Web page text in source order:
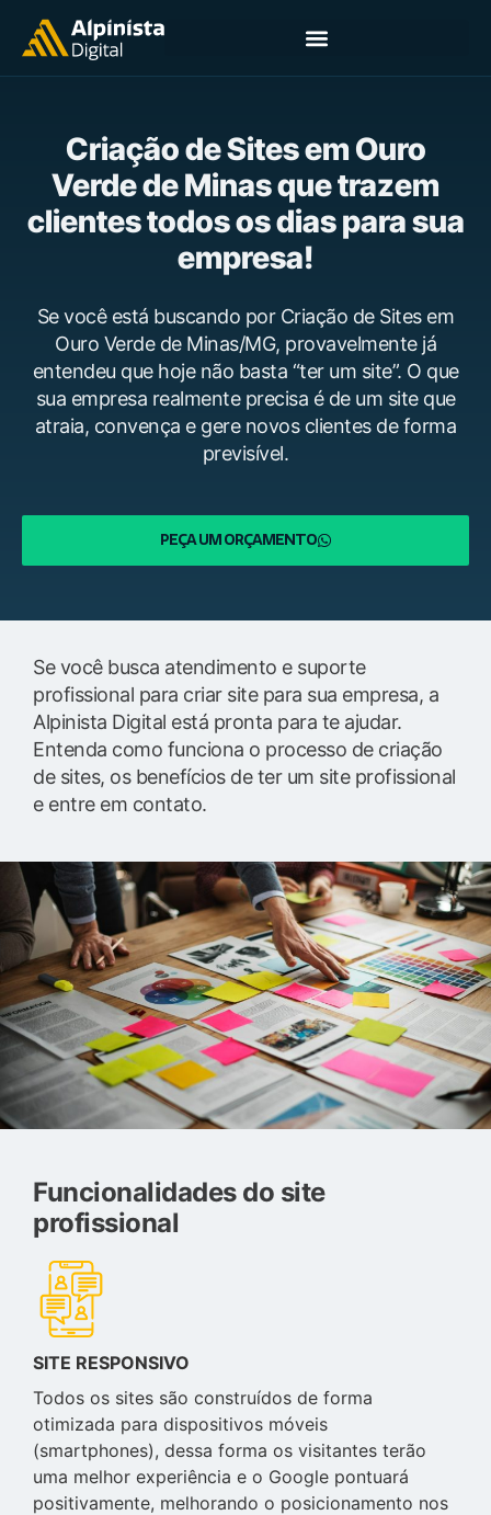
Criação de Sites em Ouro
Verde de Minas que trazem
clientes todos os dias para sua
empresa!
Se você está buscando por Criação de Sites em
Ouro Verde de Minas/MG, provavelmente já
entendeu que hoje não basta “ter um site”. O que
sua empresa realmente precisa é de um site que
atraia, convença e gere novos clientes de forma
previsível.
PEÇA UM ORÇAMENTO
Se você busca atendimento e suporte
profissional para criar site para sua empresa, a
Alpinista Digital está pronta para te ajudar.
Entenda como funciona o processo de criação
de sites, os benefícios de ter um site profissional
e entre em contato.
Funcionalidades do site
profissional
SITE RESPONSIVO
Todos os sites são construídos de forma
otimizada para dispositivos móveis
(smartphones), dessa forma os visitantes terão
uma melhor experiência e o Google pontuará
positivamente, melhorando o posicionamento nos